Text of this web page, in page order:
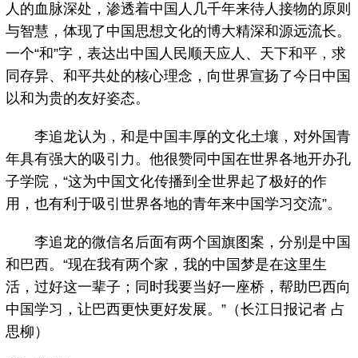
人的血脉深处，渗透着中国人几千年来待人接物的原则
与智慧，体现了中国思想文化的博大精深和源远流长。
一个“和”字，表达出中国人民顺天应人、天下和平，求
同存异、和平共处的核心理念，向世界宣扬了今日中国
以和为贵的友好姿态。
李追龙认为，和是中国丰厚的文化土壤，对外国青
年具有强大的吸引力。他很赞同中国在世界各地开办孔
子学院，“这为中国文化传播到全世界起了极好的作
用，也有利于吸引世界各地的青年来中国学习交流”。
李追龙的微信名后面有两个国旗图案，分别是中国
和巴西。“现在我有两个家，我的中国梦是在这里生
活，过好这一辈子；同时我要当好一座桥，帮助巴西向
中国学习，让巴西更快更好发展。”（长江日报记者 占
思柳）